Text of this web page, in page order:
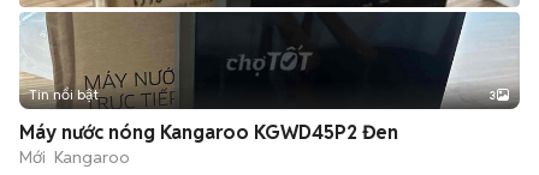
Tin nổi bật 3
Máy nước nóng Kangaroo KGWD45P2 Đen
Mới Kangaroo